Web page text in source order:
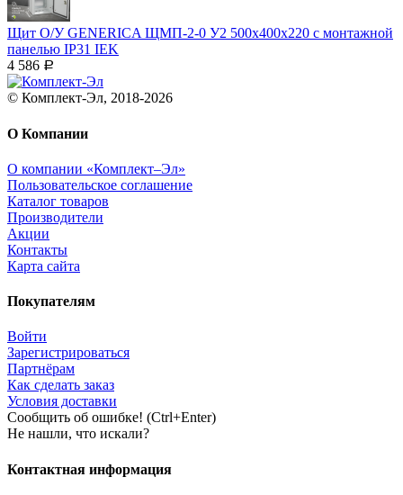
Щит О/У GENERICA ЩМП-2-0 У2 500х400х220 с монтажной
панелью IP31 IEK
4 586 Р
© Комплект-Эл, 2018-2026
О Компании
О компании «Комплект–Эл»
Пользовательское соглашение
Каталог товаров
Производители
Акции
Контакты
Карта сайта
Покупателям
Войти
Зарегистрироваться
Партнёрам
Как сделать заказ
Условия доставки
Сообщить об ошибке! (Ctrl+Enter)
Не нашли, что искали?
Контактная информация